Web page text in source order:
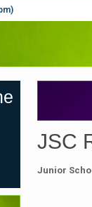
JSC
Junior